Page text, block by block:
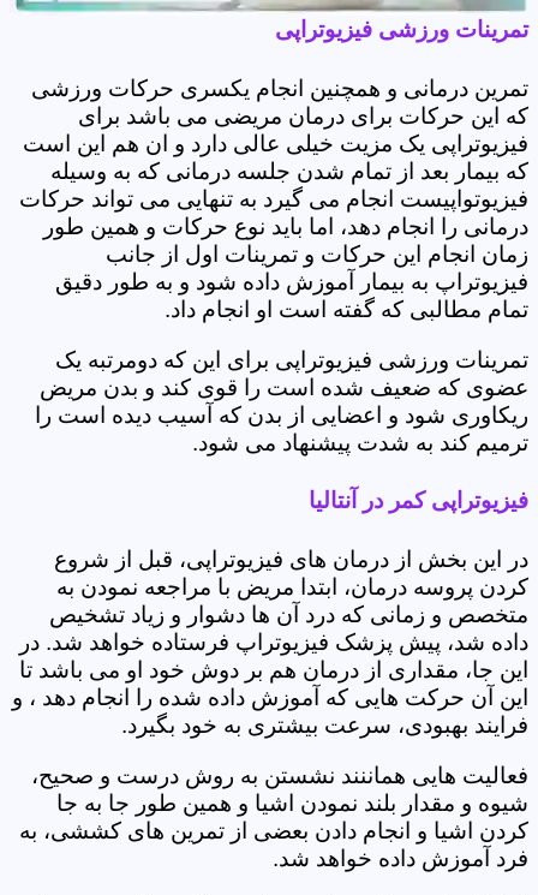
تمرینات ورزشی فیزیوتراپی
تمرین درمانی و همچنین انجام یکسری حرکات ورزشی
که این حرکات برای درمان مریضی می باشد برای
فیزیوتراپی یک مزیت خیلی عالی دارد و ان هم این است
که بیمار بعد از تمام شدن جلسه درمانی که به وسیله
فیزیوتواپیست انجام می گیرد به تنهایی می تواند حرکات
درمانی را انجام دهد، اما باید نوع حرکات و همین طور
زمان انجام این حرکات و تمرینات اول از جانب
فیزیوتراپ به بیمار آموزش داده شود و به طور دقیق
تمام مطالبی که گفته است او انجام داد.
تمرینات ورزشی فیزیوتراپی برای این که دومرتبه یک
عضوی که ضعیف شده است را قوی کند و بدن مریض
ریکاوری شود و اعضایی از بدن که آسیب دیده است را
ترمیم کند به شدت پیشنهاد می شود.
فیزیوتراپی کمر در آنتالیا
در این بخش از درمان های فیزیوتراپی، قبل از شروع
کردن پروسه درمان، ابتدا مریض با مراجعه نمودن به
متخصص و زمانی که درد آن ها دشوار و زیاد تشخیص
داده شد، پیش پزشک فیزیوتراپ فرستاده خواهد شد. در
این جا، مقداری از درمان هم بر دوش خود او می باشد تا
این آن حرکت هایی که آموزش داده شده را انجام دهد ، و
فرایند بهبودی، سرعت بیشتری به خود بگیرد.
فعالیت هایی هماننند نشستن به روش درست و صحیح،
شیوه و مقدار بلند نمودن اشیا و همین طور جا به جا
کردن اشیا و انجام دادن بعضی از تمرین های کششی، به
فرد آموزش داده خواهد شد.